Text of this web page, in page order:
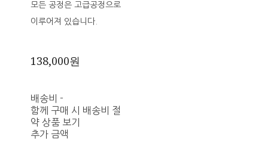
모든 공정은 고급공정으로
이루어져 있습니다.
138,000원
배송비 -
함께 구매 시 배송비 절
약 상품 보기
추가 금액